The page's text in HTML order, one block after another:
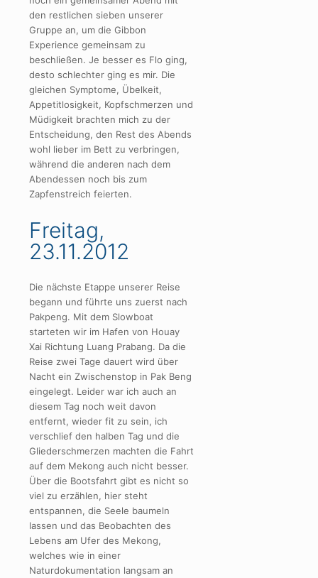
den restlichen sieben unserer
Gruppe an, um die Gibbon
Experience gemeinsam zu
beschließen. Je besser es Flo ging,
desto schlechter ging es mir. Die
gleichen Symptome, Übelkeit,
Appetitlosigkeit, Kopfschmerzen und
Müdigkeit brachten mich zu der
Entscheidung, den Rest des Abends
wohl lieber im Bett zu verbringen,
während die anderen nach dem
Abendessen noch bis zum
Zapfenstreich feierten.
Freitag,
23.11.2012
Die nächste Etappe unserer Reise
begann und führte uns zuerst nach
Pakpeng. Mit dem Slowboat
starteten wir im Hafen von Houay
Xai Richtung Luang Prabang. Da die
Reise zwei Tage dauert wird über
Nacht ein Zwischenstop in Pak Beng
eingelegt. Leider war ich auch an
diesem Tag noch weit davon
entfernt, wieder fit zu sein, ich
verschlief den halben Tag und die
Gliederschmerzen machten die Fahrt
auf dem Mekong auch nicht besser.
Über die Bootsfahrt gibt es nicht so
viel zu erzählen, hier steht
entspannen, die Seele baumeln
lassen und das Beobachten des
Lebens am Ufer des Mekong,
welches wie in einer
Naturdokumentation langsam an